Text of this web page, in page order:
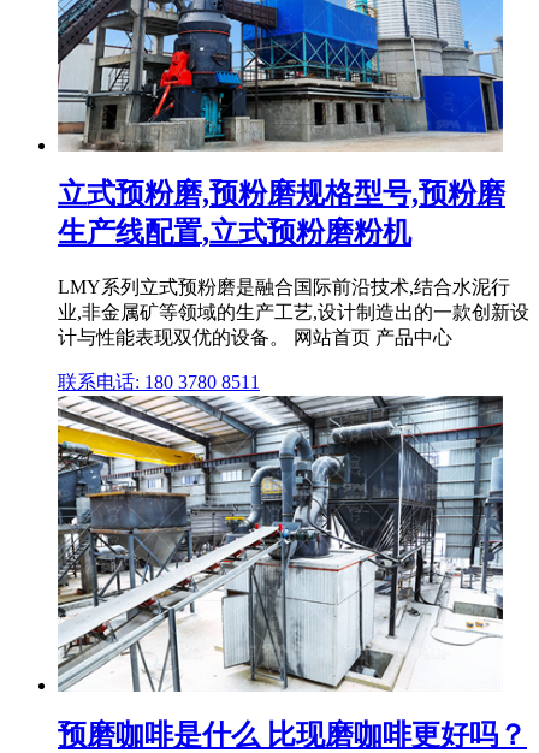
立式预粉磨,预粉磨规格型号,预粉磨
生产线配置,立式预粉磨粉机
LMY系列立式预粉磨是融合国际前沿技术,结合水泥行
业,非金属矿等领域的生产工艺,设计制造出的一款创新设
计与性能表现双优的设备。 网站首页 产品中心
联系电话: 180 3780 8511
预磨咖啡是什么 比现磨咖啡更好吗？